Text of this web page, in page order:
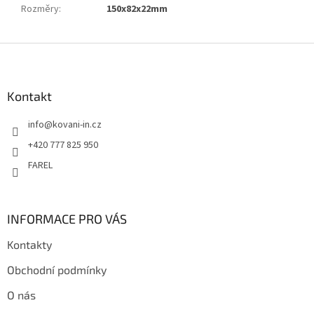
Rozměry: 150x82x22mm
Kontakt
info@kovani-in.cz
+420 777 825 950
FAREL
INFORMACE PRO VÁS
Kontakty
Obchodní podmínky
O nás